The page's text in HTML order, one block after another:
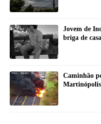
Jovem de
briga de
Caminhão
Martinópolis